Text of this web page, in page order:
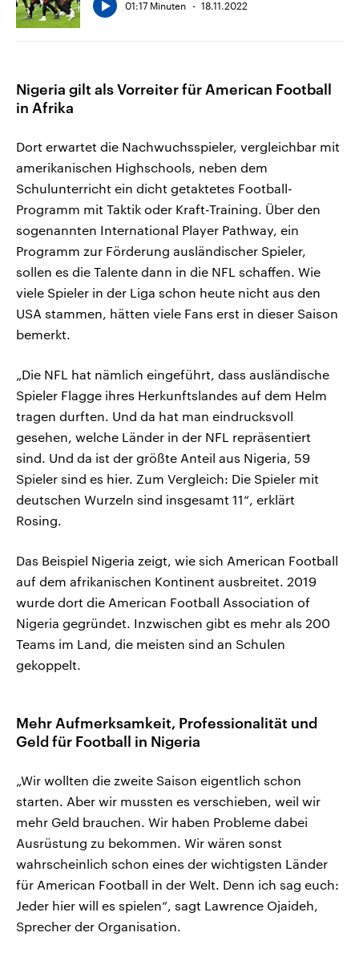
01:17 Minuten 18.11.2022
Nigeria gilt als Vorreiter für American Football
in Afrika
Dort erwartet die Nachwuchsspieler, vergleichbar mit
amerikanischen Highschools, neben dem
Schulunterricht ein dicht getaktetes Football-
Programm mit Taktik oder Kraft-Training. Über den
sogenannten International Player Pathway, ein
Programm zur Förderung ausländischer Spieler,
sollen es die Talente dann in die NFL schaffen. Wie
viele Spieler in der Liga schon heute nicht aus den
USA stammen, hätten viele Fans erst in dieser Saison
bemerkt.
„Die NFL hat nämlich eingeführt, dass ausländische
Spieler Flagge ihres Herkunftslandes auf dem Helm
tragen durften. Und da hat man eindrucksvoll
gesehen, welche Länder in der NFL repräsentiert
sind. Und da ist der größte Anteil aus Nigeria, 59
Spieler sind es hier. Zum Vergleich: Die Spieler mit
deutschen Wurzeln sind insgesamt 11“, erklärt
Rosing.
Das Beispiel Nigeria zeigt, wie sich American Football
auf dem afrikanischen Kontinent ausbreitet. 2019
wurde dort die American Football Association of
Nigeria gegründet. Inzwischen gibt es mehr als 200
Teams im Land, die meisten sind an Schulen
gekoppelt.
Mehr Aufmerksamkeit, Professionalität und
Geld für Football in Nigeria
„Wir wollten die zweite Saison eigentlich schon
starten. Aber wir mussten es verschieben, weil wir
mehr Geld brauchen. Wir haben Probleme dabei
Ausrüstung zu bekommen. Wir wären sonst
wahrscheinlich schon eines der wichtigsten Länder
für American Football in der Welt. Denn ich sag euch:
Jeder hier will es spielen“, sagt Lawrence Ojaideh,
Sprecher der Organisation.